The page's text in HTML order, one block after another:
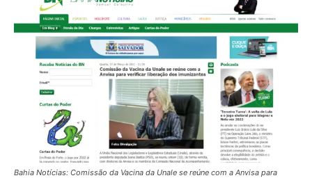
Bahia Notícias: Comissão da Vacina da Unale se reúne com a Anvisa para